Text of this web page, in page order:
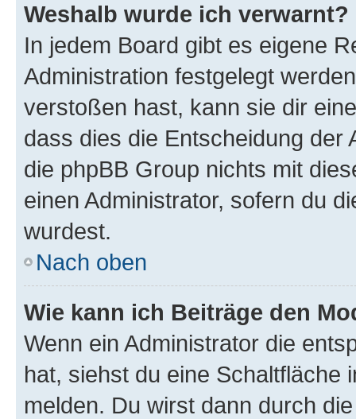
Weshalb wurde ich verwarnt?
In jedem Board gibt es eigene
Administration festgelegt
verstoßen hast, kann sie dir
dass dies die Entscheidung der
die phpBB Group nichts mit
einen Administrator, sofern du
wurdest.
Nach oben
Wie kann ich Beiträge den
Wenn ein Administrator die
hat, siehst du eine Schaltfläche
melden. Du wirst dann durch